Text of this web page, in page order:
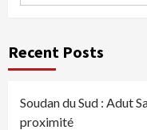
Recent Posts
Soudan du Sud : Adut
proximité